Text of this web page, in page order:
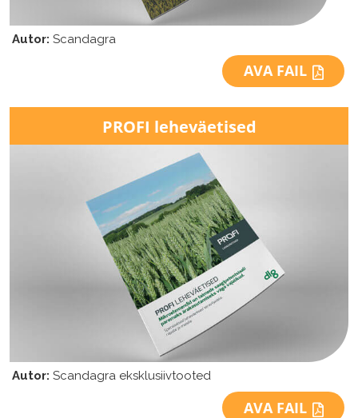
Autor: Scandagra
AVA FAIL
PROFI leheväetised
Autor: Scandagra eksklusiivtooted
AVA FAIL